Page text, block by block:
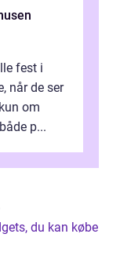
fest i
når de ser
om
p...
du kan købe